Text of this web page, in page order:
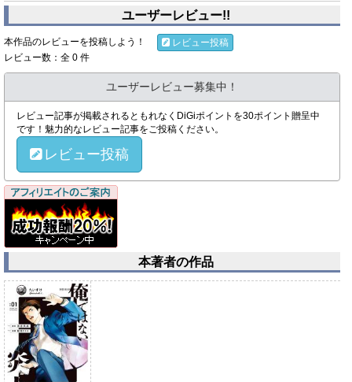
ユーザーレビュー!!
本作品のレビューを投稿しよう！
レビュー投稿
レビュー数：全 0 件
ユーザーレビュー募集中！
レビュー記事が掲載されるともれなくDiGiポイントを30ポイント贈呈中
です！魅力的なレビュー記事をご投稿ください。
レビュー投稿
本著者の作品